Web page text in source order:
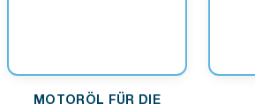
MOTORÖL FÜR DIE